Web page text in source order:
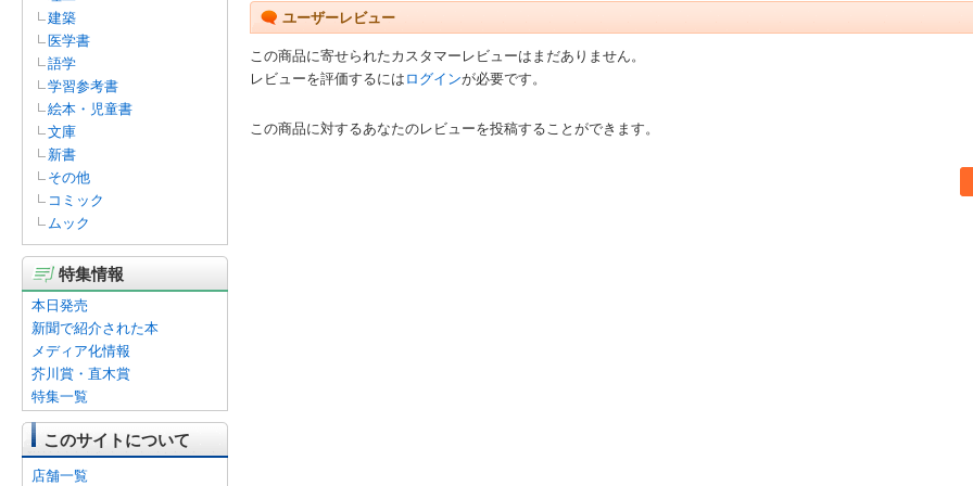
建築
医学書
語学
学習参考書
絵本・児童書
文庫
新書
その他
コミック
ムック
特集情報
本日発売
新聞で紹介された本
メディア化情報
芥川賞・直木賞
特集一覧
このサイトについて
店舗一覧
ユーザーレビュー
この商品に寄せられたカスタマーレビューはまだありません。
レビューを評価するには ログインが必要です。
この商品に対するあなたのレビューを投稿することができます。